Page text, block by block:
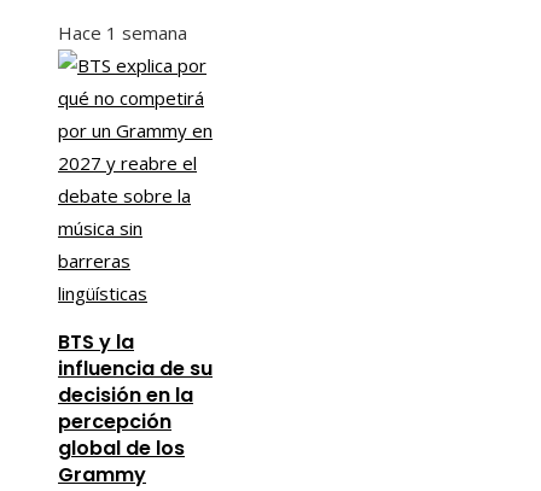
Hace 1 semana
BTS y la
influencia de su
decisión en la
percepción
global de los
Grammy